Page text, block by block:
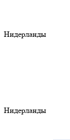
Нидерланды
Нидерланды